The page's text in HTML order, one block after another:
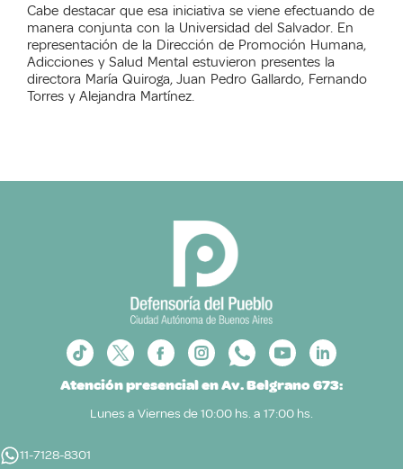
Cabe destacar que esa iniciativa se viene efectuando de
manera conjunta con la Universidad del Salvador. En
representación de la Dirección de Promoción Humana,
Adicciones y Salud Mental estuvieron presentes la
directora María Quiroga, Juan Pedro Gallardo, Fernando
Torres y Alejandra Martínez.
Atención presencial en Av. Belgrano 673:
Lunes a Viernes de 10:00 hs. a 17:00 hs.
11-7128-8301